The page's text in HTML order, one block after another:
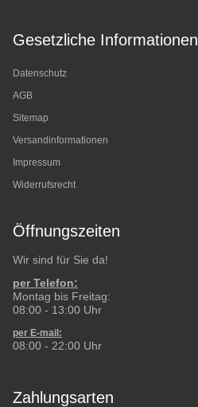
Gesetzliche Informationen
Datenschutz
AGB
Sitemap
Versandinformationen
Impressum
Widerrufsrecht
Öffnungszeiten
Wir sind für Sie da!
per Telefon:
Montag bis Freitag:
08:00 - 13:00 Uhr
per E-mail:
08:00 - 22:00 Uhr
Zahlungsarten